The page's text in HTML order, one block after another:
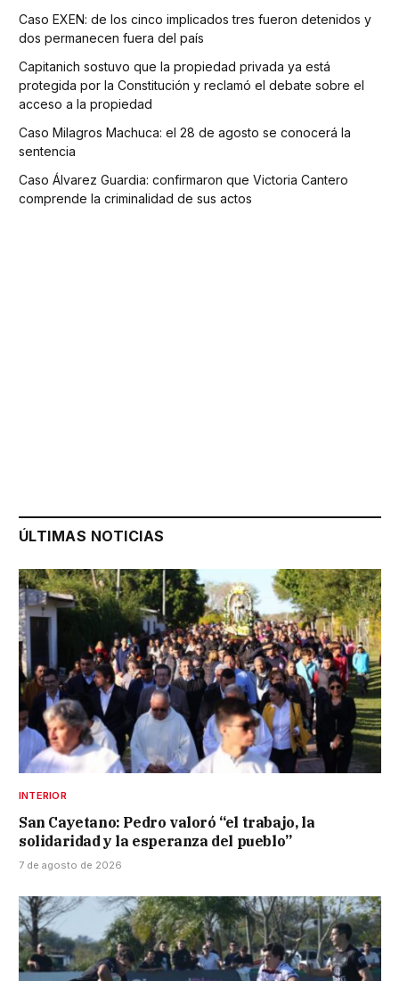
Caso EXEN: de los cinco implicados tres fueron detenidos y
dos permanecen fuera del país
Capitanich sostuvo que la propiedad privada ya está
protegida por la Constitución y reclamó el debate sobre el
acceso a la propiedad
Caso Milagros Machuca: el 28 de agosto se conocerá la
sentencia
Caso Álvarez Guardia: confirmaron que Victoria Cantero
comprende la criminalidad de sus actos
ÚLTIMAS NOTICIAS
INTERIOR
San Cayetano: Pedro valoró “el trabajo, la
solidaridad y la esperanza del pueblo”
7 de agosto de 2026